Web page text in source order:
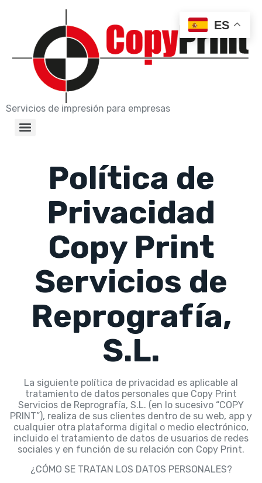
Servicios de impresión para empresas
Política de
Privacidad
Copy Print
Servicios de
Reprografía,
S.L.
La siguiente política de privacidad es aplicable al
tratamiento de datos personales que Copy Print
Servicios de Reprografía, S.L. (en lo sucesivo “COPY
PRINT”), realiza de sus clientes dentro de su web, app y
cualquier otra plataforma digital o medio electrónico,
incluido el tratamiento de datos de usuarios de redes
sociales y en función de su relación con Copy Print.
¿CÓMO SE TRATAN LOS DATOS PERSONALES?
ES